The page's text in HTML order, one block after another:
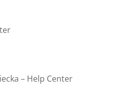
– Help Center